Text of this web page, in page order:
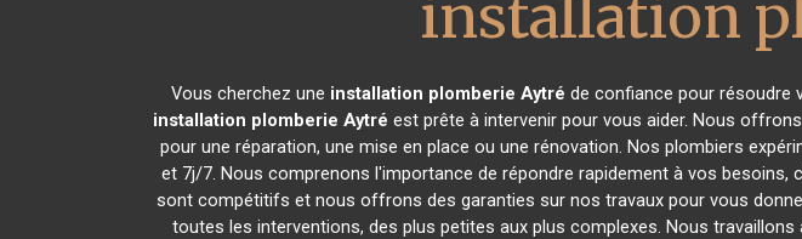
installation
Vous cherchez une installation plomberie Aytré de confiance pour résoudre
installation plomberie Aytré est prête à intervenir pour vous aider. Nous
pour une réparation, une mise en place ou une rénovation. Nos plombiers
et 7j/7. Nous comprenons l'importance de répondre rapidement à vos
sont compétitifs et nous offrons des garanties sur nos travaux pour vous
toutes les interventions, des plus petites aux plus complexes. Nous